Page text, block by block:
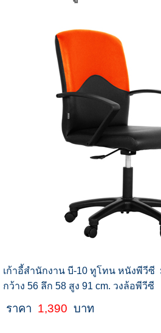
เก้าอี้สำนักงาน บี-10 ทูโทน หนังพีวี
กว้าง 56 ลึก 58 สูง 91 cm. วงล้อพีวีซี
ราคา 1,390 บาท